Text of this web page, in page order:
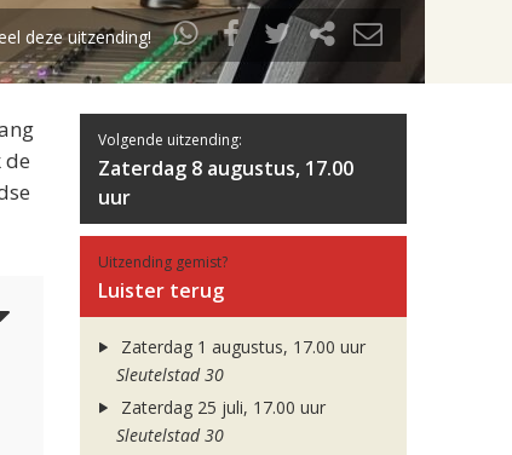
deze uitzending!
de
Volgende uitzending:
Zaterdag 8 augustus, 17.00
uur
Uitzending gemist?
Luister terug
Zaterdag 1 augustus, 17.00 uur
Sleutelstad 30
Zaterdag 25 juli, 17.00 uur
Sleutelstad 30